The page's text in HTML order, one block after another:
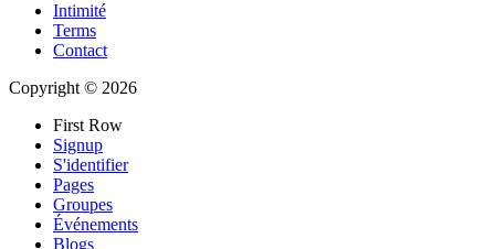
Intimité
Terms
Contact
Copyright © 2026
First Row
Signup
S'identifier
Pages
Groupes
Événements
Blogs